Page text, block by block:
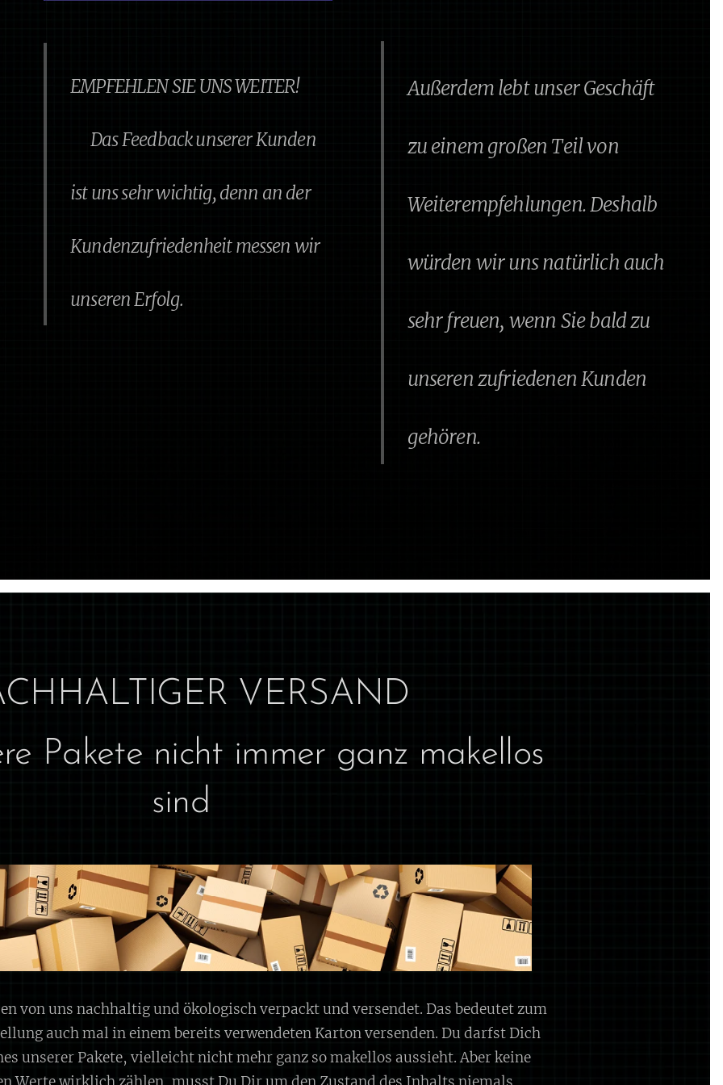
EMPFEHLEN SIE UNS WEITER!
Das Feedback unserer Kunden
ist uns sehr wichtig, denn an der
Kundenzufriedenheit messen wir
unseren Erfolg.
Außerdem lebt unser Geschäft
zu einem großen Teil von
Weiterempfehlungen. Deshalb
würden wir uns natürlich auch
sehr freuen, wenn Sie bald zu
unseren zufriedenen Kunden
gehören.
VERSAND
Pakete nicht immer ganz makellos
sind
von uns nachhaltig und ökologisch verpackt und versendet. Das bedeutet zum
auch mal in einem bereits verwendeten Karton versenden. Du darfst Dich
unserer Pakete, vielleicht nicht mehr ganz so makellos aussieht. Aber keine